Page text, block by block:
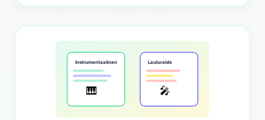
Instrumentaalinen
🎹
Lauluraide
🎤